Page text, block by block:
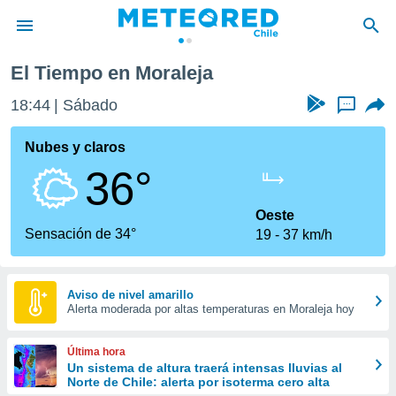
de
por
que se
calidad.
a este
las
y
forma
digital
basada
El Tiempo en Moraleja
18:44 Sábado ...
Nubes y claros
36°
Sensación de 34°
Oeste
19
37 km/h
Aviso de nivel amarillo
Alerta moderada por altas temperaturas en Moraleja hoy
Última hora
Un sistema de altura traerá intensas lluvias al
Norte de Chile: alerta por isoterma cero alta